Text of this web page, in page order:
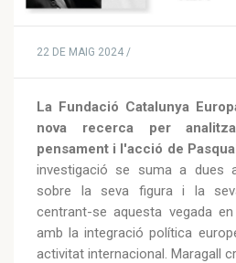
22 DE MAIG 2024 /
La Fundació Catalunya
nova recerca per
pensament i l'acció de
investigació se suma a dues
sobre la seva figura i la
centrant-se aquesta vegada
amb la integració política
activitat internacional. Maragall